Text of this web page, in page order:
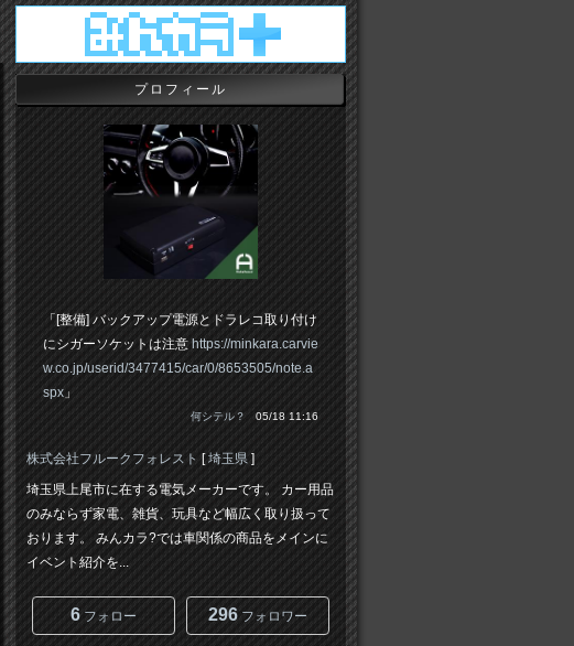
プロフィール
「[整備] バックアップ電源とドラレコ取り付け
にシガーソケットは注意https://minkara.carvie
w.co.jp/userid/3477415/car/0/8653505/note.a
spx 」
何シテル？ 05/18 11:16
株式会社フルークフォレスト [埼玉県 ]
埼玉県上尾市に在する電気メーカーです。 カー用品
のみならず家電、雑貨、玩具など幅広く取り扱って
おります。 みんカラ?では車関係の商品をメインに
イベント紹介を...
6フォロー 296フォロワー